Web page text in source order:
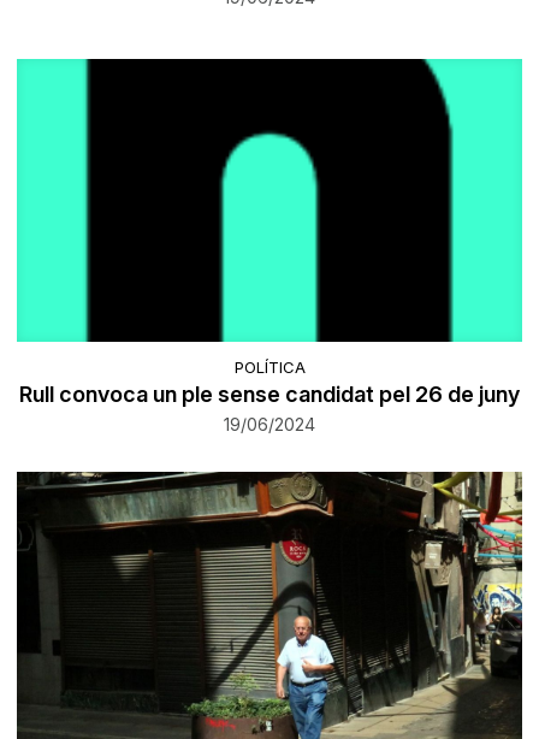
POLÍTICA
Rull convoca un ple sense candidat pel 26 de juny
19/06/2024